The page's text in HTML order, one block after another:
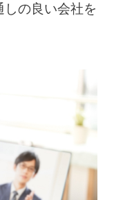
の良い会社を